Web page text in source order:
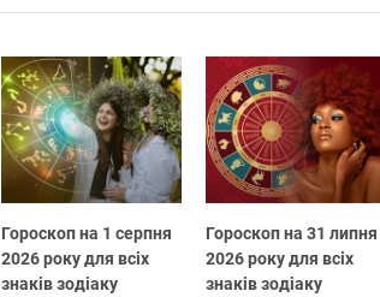
Гороскоп на 1 серпня
2026 року для всіх
знаків зодіаку
Гороскоп на 31 липня
2026 року для всіх
знаків зодіаку